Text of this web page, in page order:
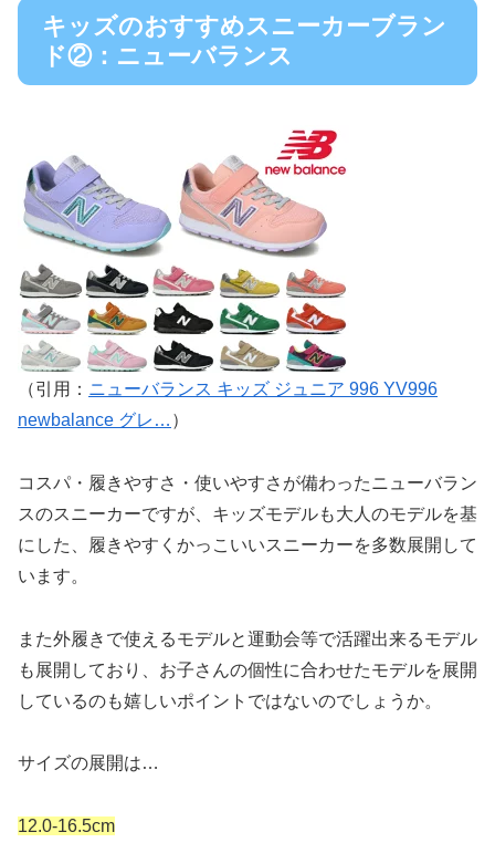
キッズのおすすめスニーカーブラン
ド②：ニューバランス
（引用： ニューバランス キッズ ジュニア 996 YV996
newbalance グレ… ）
コスパ・履きやすさ・使いやすさが備わったニューバラン
スのスニーカーですが、キッズモデルも大人のモデルを基
にした、履きやすくかっこいいスニーカーを多数展開して
います。
また外履きで使えるモデルと運動会等で活躍出来るモデル
も展開しており、お子さんの個性に合わせたモデルを展開
しているのも嬉しいポイントではないのでしょうか。
サイズの展開は…
12.0-16.5cm